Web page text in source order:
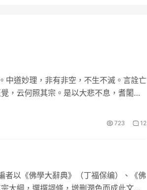
中道妙理，非有非空，不生不滅。言詮亡
，云何照其宗。是以大悲不息，耆闍崛
723 12
以《佛學大辭典》（丁福保编）、《佛